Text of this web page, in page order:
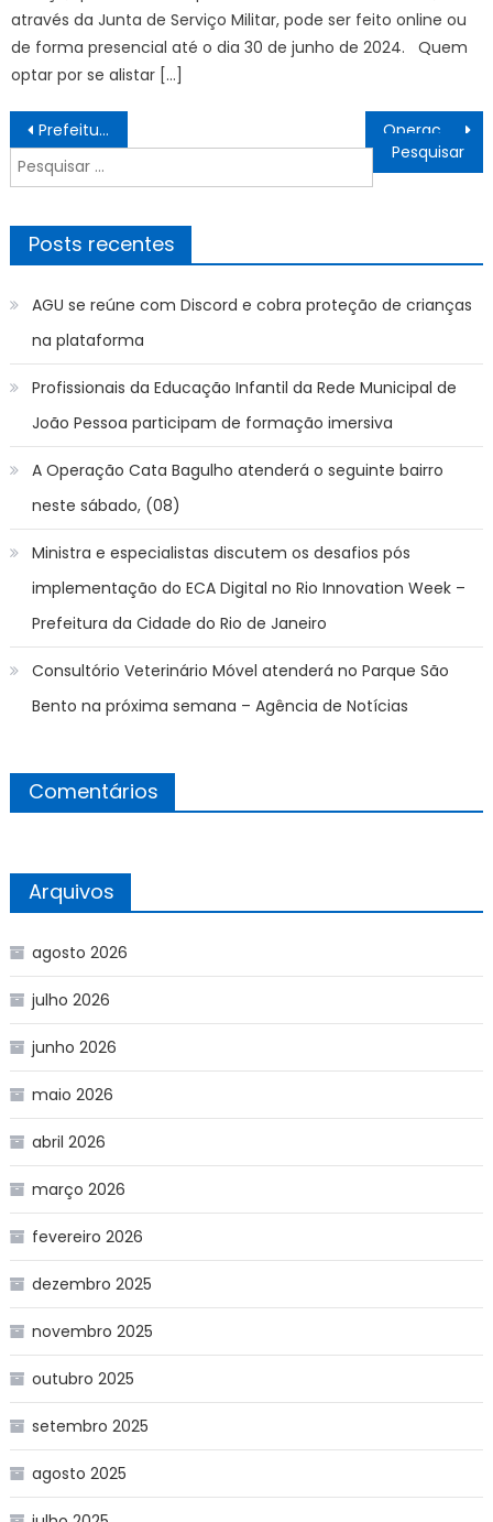
através da Junta de Serviço Militar, pode ser feito online ou
de forma presencial até o dia 30 de junho de 2024. Quem
optar por se alistar […]
Navegação
de
Post
Prefeitura participa de oficina nacional sobre implementação da Lei Geral do Licenciamento Ambiental
Pesquisar
por:
Posts recentes
AGU se reúne com Discord e cobra proteção de crianças
na plataforma
Profissionais da Educação Infantil da Rede Municipal de
João Pessoa participam de formação imersiva
A Operação Cata Bagulho atenderá o seguinte bairro
neste sábado, (08)
Ministra e especialistas discutem os desafios pós
implementação do ECA Digital no Rio Innovation Week –
Prefeitura da Cidade do Rio de Janeiro
Consultório Veterinário Móvel atenderá no Parque São
Bento na próxima semana – Agência de Notícias
Comentários
Arquivos
agosto 2026
julho 2026
junho 2026
maio 2026
abril 2026
março 2026
fevereiro 2026
dezembro 2025
novembro 2025
outubro 2025
setembro 2025
agosto 2025